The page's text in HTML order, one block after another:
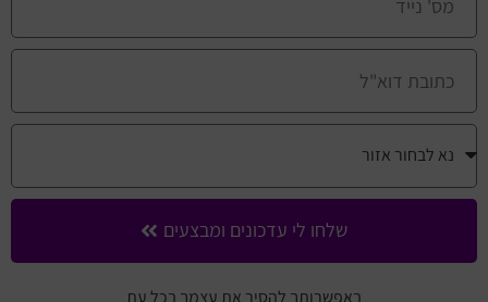
שלחו לי עדכונים ומבצעים
באפשרותך להסיר את עצמך בכל עת